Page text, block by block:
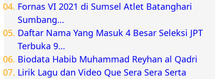
Fornas VI 2021 di Sumsel Atlet Batanghari
Sumbang…
Daftar Nama Yang Masuk 4 Besar Seleksi JPT
Terbuka 9…
Biodata Habib Muhammad Reyhan al Qadri
Lirik Lagu dan Video Que Sera Sera Serta